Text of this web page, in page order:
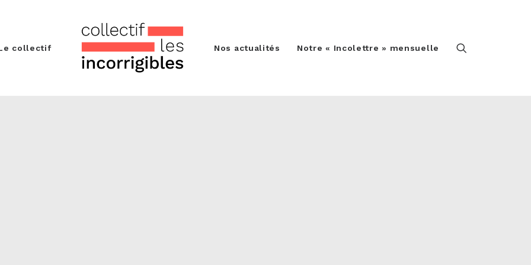
collectif Nos actualités Notre « Incolettre » mensuelle